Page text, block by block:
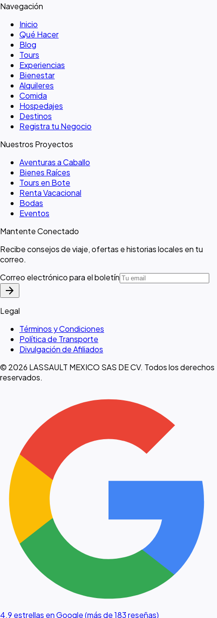
Navegación
Inicio
Qué Hacer
Blog
Tours
Experiencias
Bienestar
Alquileres
Comida
Hospedajes
Destinos
Registra tu Negocio
Nuestros Proyectos
Aventuras a Caballo
Bienes Raíces
Tours en Bote
Renta Vacacional
Bodas
Eventos
Mantente Conectado
Recibe consejos de viaje, ofertas e historias locales en tu
correo.
Correo electrónico para el boletín
arrow_forward
Legal
Términos y Condiciones
Política de Transporte
Divulgación de Afiliados
© 2026 LASSAULT MEXICO SAS DE CV. Todos los derechos
reservados.
4.9 estrellas en Google (más de 183 reseñas)